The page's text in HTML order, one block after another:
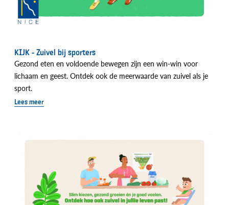
KIJK - Zuivel bij sporters
Gezond eten en voldoende bewegen zijn een win-win voor
lichaam en geest. Ontdek ook de meerwaarde van zuivel als je
sport.
Lees meer